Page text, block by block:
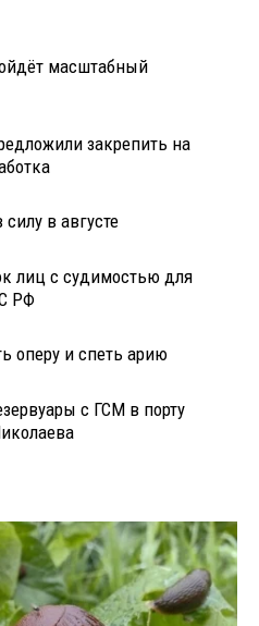
масштабный
закрепить на
в августе
лиц с судимостью для
РФ
оперу и спеть арию
с ГСМ в порту